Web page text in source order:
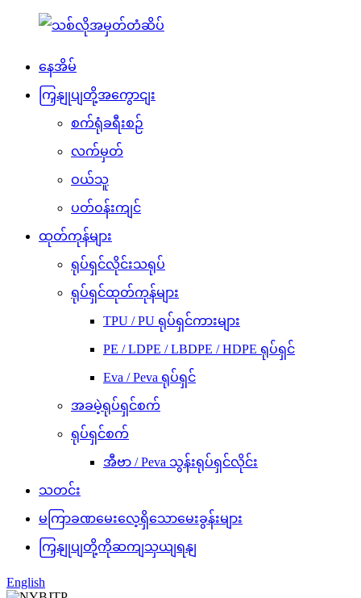
နေအိမ်
ကြှနျုပျတို့အကွောငျး
စက်ရုံခရီးစဉ်
လက်မှတ်
ဝယ်သူ
ပတ်ဝန်းကျင်
ထုတ်ကုန်များ
ရုပ်ရှင်လိုင်းသရုပ်
ရုပ်ရှင်ထုတ်ကုန်များ
TPU / PU ရုပ်ရှင်ကားများ
PE / LDPE / LBDPE / HDPE ရုပ်ရှင်
Eva / Peva ရုပ်ရှင်
အခမဲ့ရုပ်ရှင်စက်
ရုပ်ရှင်စက်
အီဗာ / Peva သွန်းရုပ်ရှင်လိုင်း
သတင်း
မကြာခဏမေးလေ့ရှိသောမေးခွန်းများ
ကြှနျုပျတို့ကိုဆကျသှယျရနျ
English